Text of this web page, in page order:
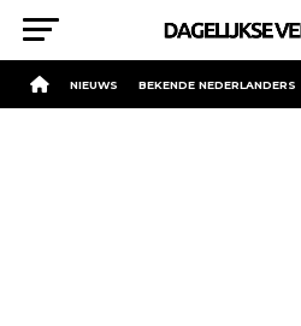
NIEUWS BEKENDE NEDERLANDERS